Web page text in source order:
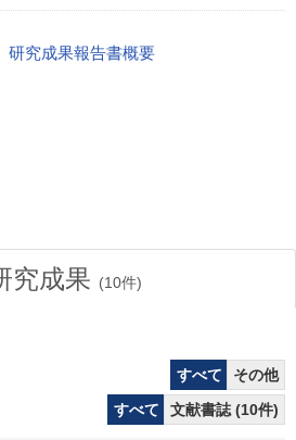
研究成果報告書概要
究成果 (10件)
すべて
その他
すべて
文献書誌 (10件)